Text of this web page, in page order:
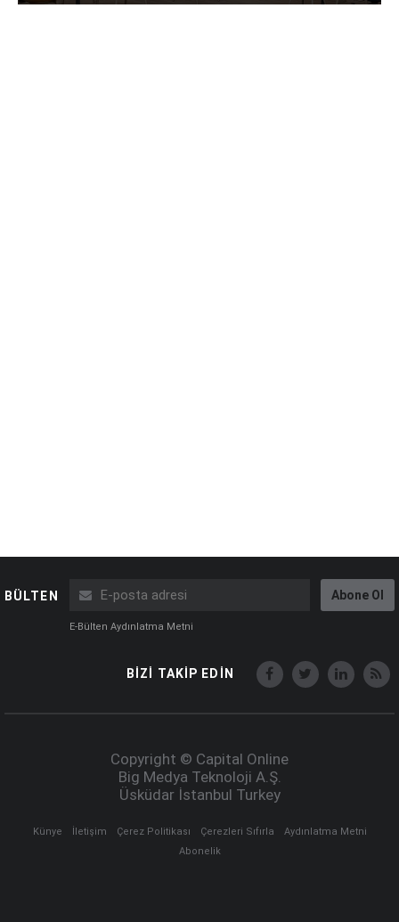
BÜLTEN Abone Ol
E-Bülten Aydınlatma Metni
BİZİ TAKİP EDİN
Copyright © Capital Online
Big Medya Teknoloji A.Ş.
Üsküdar İstanbul Turkey
Künye İletişim Çerez Politikası Çerezleri Sıfırla
Aydınlatma Metni
Abonelik